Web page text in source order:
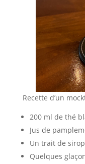
Recette d’un
200 ml de thé
Jus de
Un trait de
Quelques